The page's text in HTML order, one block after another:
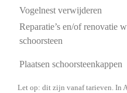
Vogelnest verwijderen
Reparatie’s en/of renovatie
schoorsteen
Plaatsen schoorsteenkappen
Let op: dit zijn vanaf tarieven. In